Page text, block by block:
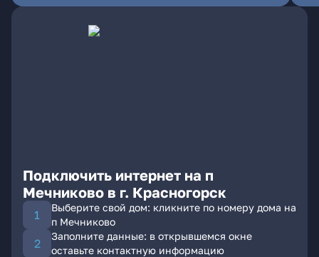
Подключить интернет на п
Мечниково в г. Красногорск
Выберите свой дом: кликните по номеру дома на
п Мечниково
Заполните данные: в открывшемся окне
оставьте контактную информацию